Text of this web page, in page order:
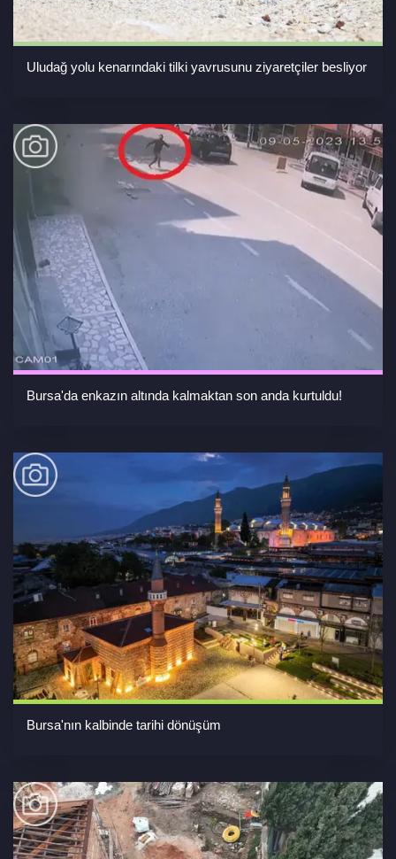
Uludağ yolu kenarındaki tilki yavrusunu ziyaretçiler besliyor
Bursa'da enkazın altında kalmaktan son anda kurtuldu!
Bursa'nın kalbinde tarihi dönüşüm